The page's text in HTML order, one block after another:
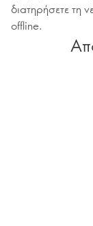
διατηρήσετε τη
offline.